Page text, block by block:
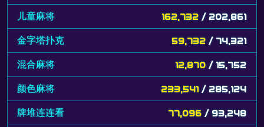
儿童麻将 162,732 / 202,861
金字塔扑克 59,732 / 74,321
混合麻将 12,870 / 15,752
颜色麻将 233,541 / 285,124
牌堆连连看 77,096 / 93,248